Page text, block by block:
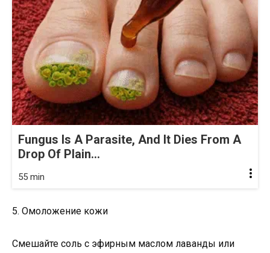
Fungus Is A Parasite, And It Dies From A
Drop Of Plain...
55 min
5. Омоложение кожи
Смешайте соль с эфирным маслом лаванды или